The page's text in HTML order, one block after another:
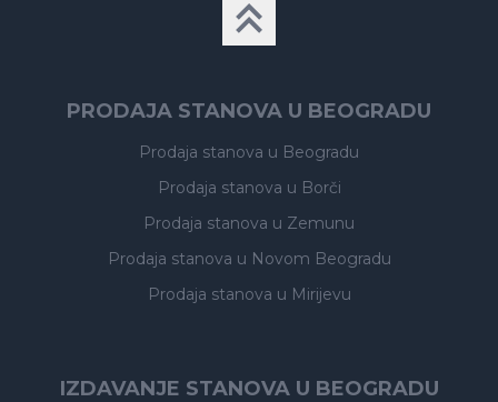
PRODAJA STANOVA U BEOGRADU
Prodaja stanova u Beogradu
Prodaja stanova u Borči
Prodaja stanova u Zemunu
Prodaja stanova u Novom Beogradu
Prodaja stanova u Mirijevu
IZDAVANJE STANOVA U BEOGRADU